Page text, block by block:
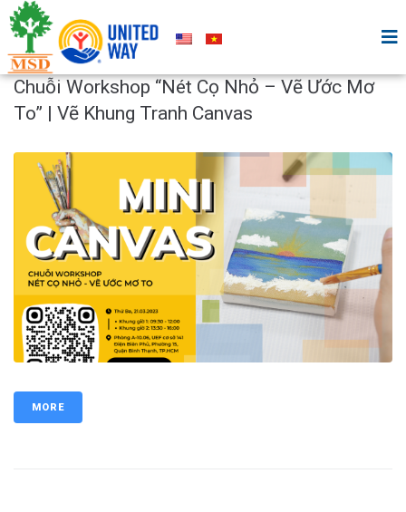
Chuỗi Workshop “Nét Cọ Nhỏ – Vẽ Ước Mơ
To” | Vẽ Khung Tranh Canvas
MORE